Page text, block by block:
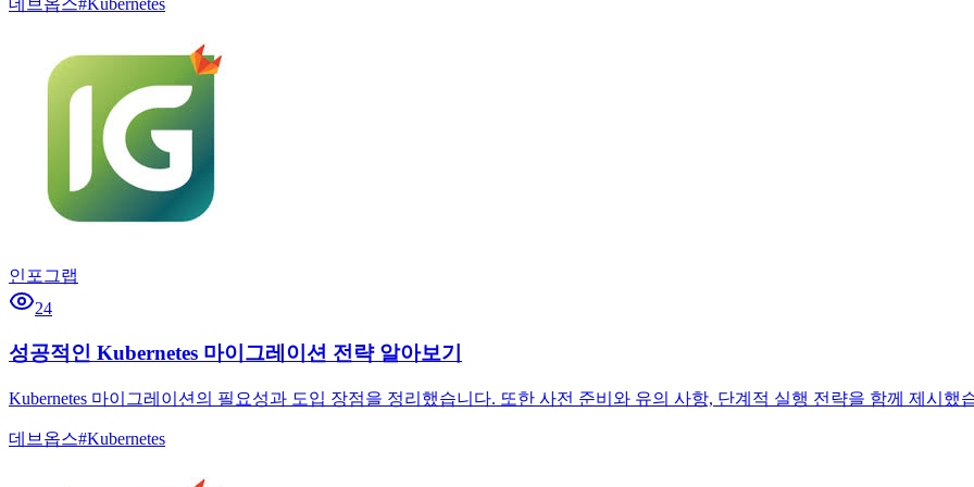
데브옵스#Kubernetes
인포그랩
24
성공적인 Kubernetes 마이그레이션 전략 알아보기
Kubernetes 마이그레이션의 필요성과 도입 장점을 정리했습니다. 또한 사전 준비와 유의 사항, 단계적 실행 전략을 함께 제시했
데브옵스#Kubernetes